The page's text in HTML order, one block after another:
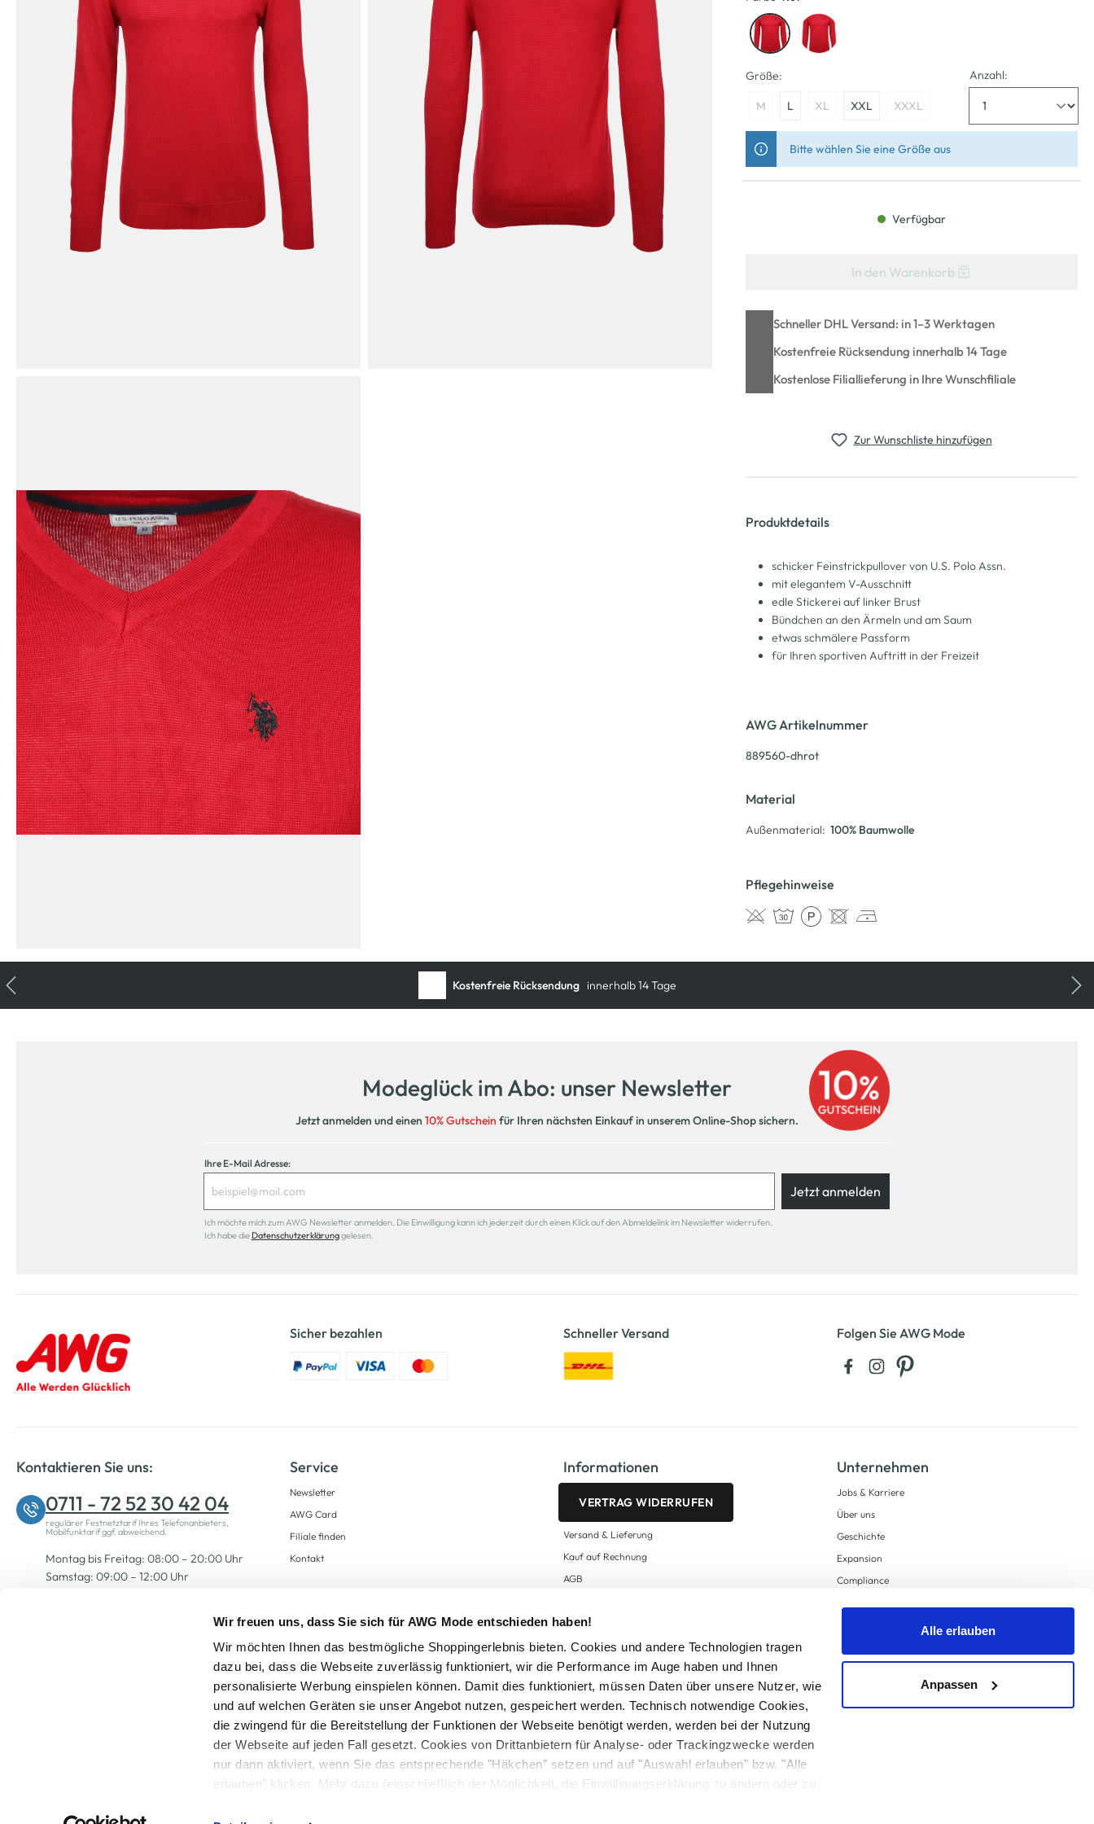
Wir freuen uns, dass Sie sich für AWG Mode entschieden haben!
Wir möchten Ihnen das bestmögliche Shoppingerlebnis bieten. Cookies und andere Technologien tragen
dazu bei, dass die Webseite zuverlässig funktioniert, wir die Performance im Auge haben und Ihnen
personalisierte Werbung einspielen können. Damit dies funktioniert, müssen Daten über unsere Nutzer, wie
und auf welchen Geräten sie unser Angebot nutzen, gespeichert werden. Technisch notwendige Cookies,
die zwingend für die Bereitstellung der Funktionen der Webseite benötigt werden, werden bei der Nutzung
der Webseite auf jeden Fall gesetzt. Cookies von Drittanbietern für Analyse- oder Trackingzwecke werden
nur dann aktiviert, wenn Sie das entsprechende "Häkchen" setzen und auf "Auswahl erlauben" bzw. "Alle
erlauben" klicken. Mehr dazu (einschließlich der Möglichkeit, die Einwilligungserklärung zu ändern oder zu
Alle erlauben
Anpassen
Größe:
M L XL XXL XXXL
Anzahl:
Bitte wählen Sie eine Größe aus
Verfügbar
In den Warenkorb
Schneller DHL Versand: in 1–3 Werktagen
Kostenfreie Rücksendung innerhalb 14 Tage
Kostenlose Filiallieferung in Ihre Wunschfiliale
Zur Wunschliste hinzufügen
Produktdetails
schicker Feinstrickpullover von U.S. Polo Assn.
mit elegantem V-Ausschnitt
edle Stickerei auf linker Brust
Bündchen an den Ärmeln und am Saum
etwas schmälere Passform
für Ihren sportiven Auftritt in der Freizeit
AWG Artikelnummer
889560-dhrot
Material
Außenmaterial: 100% Baumwolle
Pflegehinweise
Kostenfreie Rücksendung innerhalb 14 Tage
Modeglück im Abo: unser Newsletter
Jetzt anmelden und einen 10% Gutschein für Ihren nächsten Einkauf in unserem Online-Shop sichern.
Ihre E-Mail Adresse:
Jetzt anmelden
Ich möchte mich zum AWG Newsletter anmelden. Die Einwilligung kann ich jederzeit durch einen Klick auf den Abmeldelink im Newsletter widerrufen.
Ich habe die Datenschutzerklärunggelesen.
Sicher bezahlen Schneller Versand Folgen Sie AWG Mode
Kontaktieren Sie uns:
0711 - 72 52 30 42 04
regulärer Festnetztarif Ihres Telefonanbieters,
Mobilfunktarif ggf. abweichend.
Montag bis Freitag: 08:00 – 20:00 Uhr
Samstag: 09:00 – 12:00 Uhr
Service
Newsletter
AWG Card
Filiale finden
Kontakt
Informationen
VERTRAG WIDERRUFEN
Versand & Lieferung
Kauf auf Rechnung
AGB
Zahlungsarten
Datenschutz
AWG CARD Teilnahmebedingungen
Unternehmen
Jobs & Karriere
Über uns
Geschichte
Expansion
Compliance
Supply Chain Due Diligence
Alle Preise inkl. gesetzl. Mehrwertsteuer zzgl.